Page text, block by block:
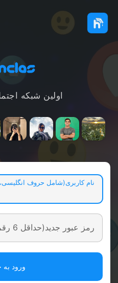
اولین شبکه
نام کاربری(شامل حروف
رمز عبور جدید(حداقل 6 رقم)
ورود